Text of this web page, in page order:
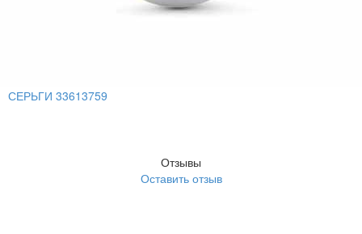
СЕРЬГИ 33613759
Отзывы
Оставить отзыв